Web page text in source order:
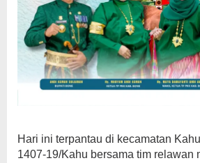
Hari ini terpantau di kecamatan
1407-19/Kahu bersama tim relawan